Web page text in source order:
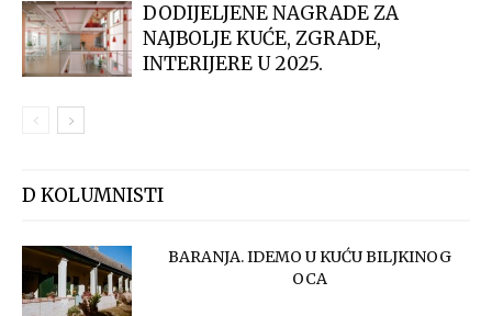
DODIJELJENE NAGRADE ZA
NAJBOLJE KUĆE, ZGRADE,
INTERIJERE U 2025.
D KOLUMNISTI
BARANJA. IDEMO U KUĆU BILJKINOG
OCA